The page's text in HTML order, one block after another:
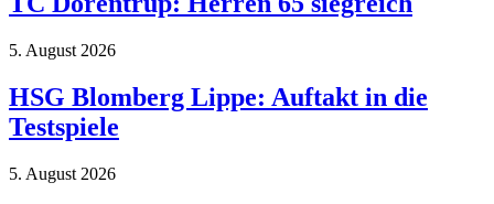
5. August 2026
HSG Blomberg Lippe: Auftakt in die
Testspiele
5. August 2026